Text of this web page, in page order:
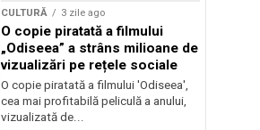
CULTURĂ 3 zile ago
O copie piratată a filmului
„Odiseea” a strâns milioane de
vizualizări pe rețele sociale
O copie piratată a filmului 'Odiseea',
cea mai profitabilă peliculă a anului,
vizualizată de...